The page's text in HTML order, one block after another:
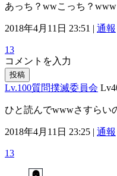
あっち？wwこっち？
2018年4月11日 23:51 | 通報
13
コメントを入力
投稿
Lv.100質問撲滅委員会
ひと読んでwwwさすらい
2018年4月11日 23:25 | 通報
13